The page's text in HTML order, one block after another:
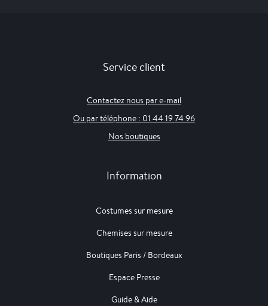
Service client
Contactez nous par e-mail
Ou par téléphone : 01 44 19 74 96
Nos boutiques
Information
Costumes sur mesure
Chemises sur mesure
Boutiques Paris / Bordeaux
Espace Presse
Guide & Aide